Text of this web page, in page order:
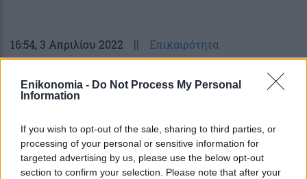
Enikonomia - Do Not Process My Personal
Information
If you wish to opt-out of the sale, sharing to third parties, or
processing of your personal or sensitive information for
targeted advertising by us, please use the below opt-out
section to confirm your selection. Please note that after your
16:54, 3 Απριλίου 2022 || Επικαιρότητα